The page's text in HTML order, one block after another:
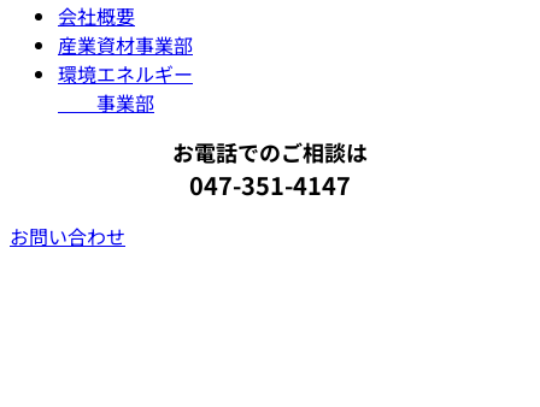
会社概要
産業資材事業部
環境エネルギー
事業部
お電話でのご相談は
047-351-4147
お問い合わせ